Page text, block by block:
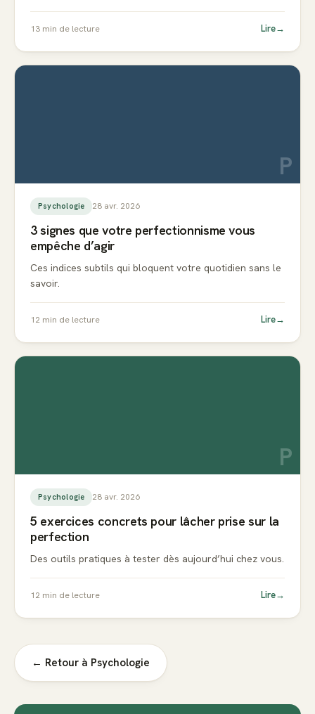
13 min de lecture Lire→
P
Psychologie 28 avr. 2026
3 signes que votre perfectionnisme vous
empêche d’agir
Ces indices subtils qui bloquent votre quotidien sans le
savoir.
12 min de lecture Lire→
P
Psychologie 28 avr. 2026
5 exercices concrets pour lâcher prise sur la
perfection
Des outils pratiques à tester dès aujourd’hui chez vous.
12 min de lecture Lire→
← Retour à Psychologie